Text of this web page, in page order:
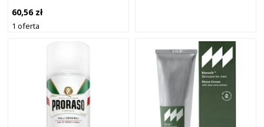
60,56 zł
1 oferta